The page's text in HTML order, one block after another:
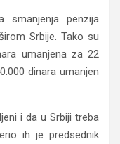
penzija
Srbije. Tako su
umanjena za 22
dinara umanjen
i da u Srbiji treba
ih je predsednik